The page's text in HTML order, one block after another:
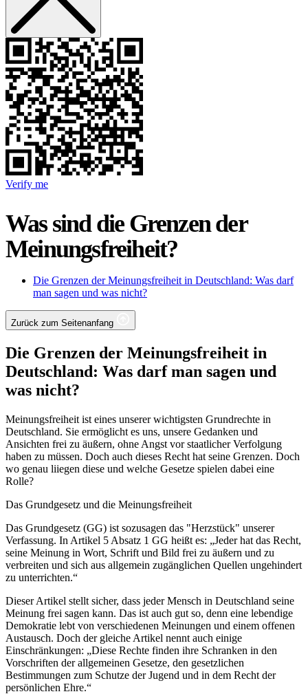
Verify me
Was sind die Grenzen der
Meinungsfreiheit?
Die Grenzen der Meinungsfreiheit in Deutschland: Was darf
man sagen und was nicht?
Zurück zum Seitenanfang
Die Grenzen der Meinungsfreiheit in
Deutschland: Was darf man sagen und
was nicht?
Meinungsfreiheit ist eines unserer wichtigsten Grundrechte in
Deutschland. Sie ermöglicht es uns, unsere Gedanken und
Ansichten frei zu äußern, ohne Angst vor staatlicher Verfolgung
haben zu müssen. Doch auch dieses Recht hat seine Grenzen. Doch
wo genau liiegen diese und welche Gesetze spielen dabei eine
Rolle?
Das Grundgesetz und die Meinungsfreiheit
Das Grundgesetz (GG) ist sozusagen das "Herzstück" unserer
Verfassung. In Artikel 5 Absatz 1 GG heißt es: „Jeder hat das Recht,
seine Meinung in Wort, Schrift und Bild frei zu äußern und zu
verbreiten und sich aus allgemein zugänglichen Quellen ungehindert
zu unterrichten.“
Dieser Artikel stellt sicher, dass jeder Mensch in Deutschland seine
Meinung frei sagen kann. Das ist auch gut so, denn eine lebendige
Demokratie lebt von verschiedenen Meinungen und einem offenen
Austausch. Doch der gleiche Artikel nennt auch einige
Einschränkungen: „Diese Rechte finden ihre Schranken in den
Vorschriften der allgemeinen Gesetze, den gesetzlichen
Bestimmungen zum Schutze der Jugend und in dem Recht der
persönlichen Ehre.“